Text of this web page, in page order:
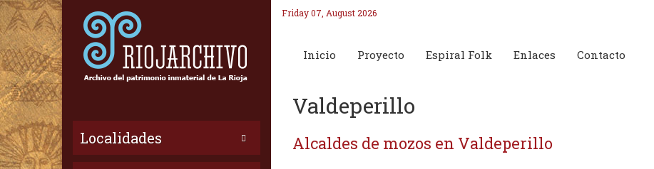
Localidades
Friday 07, August 2026
Inicio Proyecto Espiral Folk Enlaces Contacto
Valdeperillo
Alcaldes de mozos en Valdeperillo